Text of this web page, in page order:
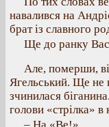
навалився на
брат із славного
Ще до ранку
Але, померши,
Ягельський. Ще не
зчинилася
голови «стрілка»